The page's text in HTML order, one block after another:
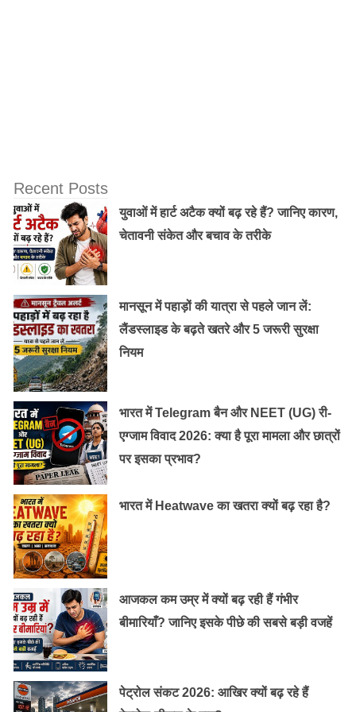
IVF क्यों हानिकारक है महिलाओं के लिए?
जब अभिभावक बच्चों के साथ ज्य़ादा सख्ती बरतते हैं तो डांट या
सज़ा से बचने के लिए वे ऐसे तरीके अपनाते हैं। अगर पेरेंट्स को भी
झूठ बोलने या बहाने बनाने की आदत हो तो उन्हें देखकर बच्चे भी ऐसा
ही व्यवहार करने लगते हैं।
ये भी पढ़ें :बच्चों को अपने साथ किचन में कैसे लगायें,जिससे उनका
Recent Posts
युवाओं में हार्ट अटैक क्यों बढ़ रहे हैं? जानिए कारण,
चेतावनी संकेत और बचाव के तरीके
मानसून में पहाड़ों की यात्रा से पहले जान लें:
लैंडस्लाइड के बढ़ते खतरे और 5 जरूरी सुरक्षा
नियम
भारत में Telegram बैन और NEET (UG) री-
एग्जाम विवाद 2026: क्या है पूरा मामला और छात्रों
पर इसका प्रभाव?
भारत में Heatwave का खतरा क्यों बढ़ रहा है?
आजकल कम उम्र में क्यों बढ़ रही हैं गंभीर
बीमारियाँ? जानिए इसके पीछे की सबसे बड़ी वजहें
पेट्रोल संकट 2026: आखिर क्यों बढ़ रहे हैं